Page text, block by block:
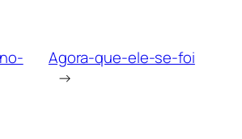
Agora-que-ele-se-foi
→